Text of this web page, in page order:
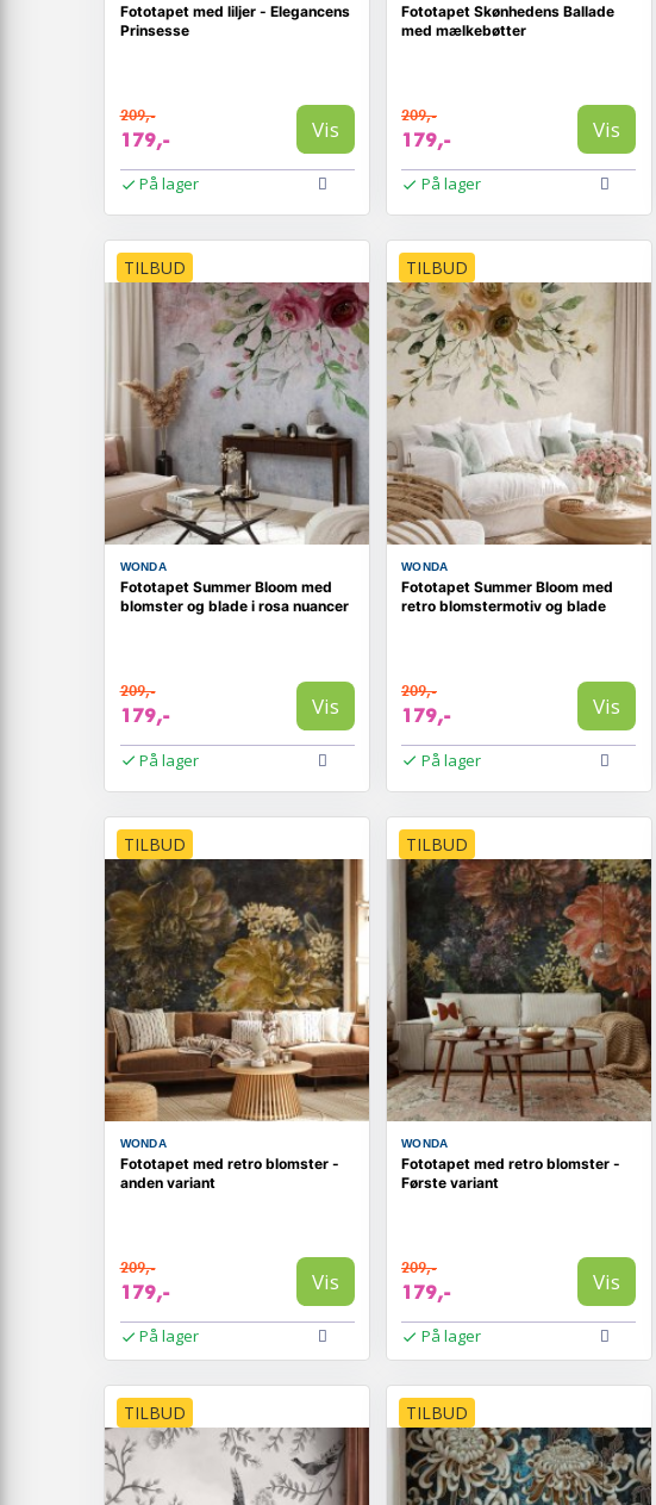
Fototapet med liljer - Elegancens
Prinsesse
209,-
179,- Vis
På lager
Fototapet Skønhedens Ballade
med mælkebøtter
209,-
179,- Vis
På lager
TILBUD
WONDA
Fototapet Summer Bloom med
blomster og blade i rosa nuancer
209,-
179,- Vis
På lager
TILBUD
WONDA
Fototapet Summer Bloom med
retro blomstermotiv og blade
209,-
179,- Vis
På lager
TILBUD
WONDA
Fototapet med retro blomster -
anden variant
209,-
179,- Vis
På lager
TILBUD
WONDA
Fototapet med retro blomster -
Første variant
209,-
179,- Vis
På lager
TILBUD TILBUD